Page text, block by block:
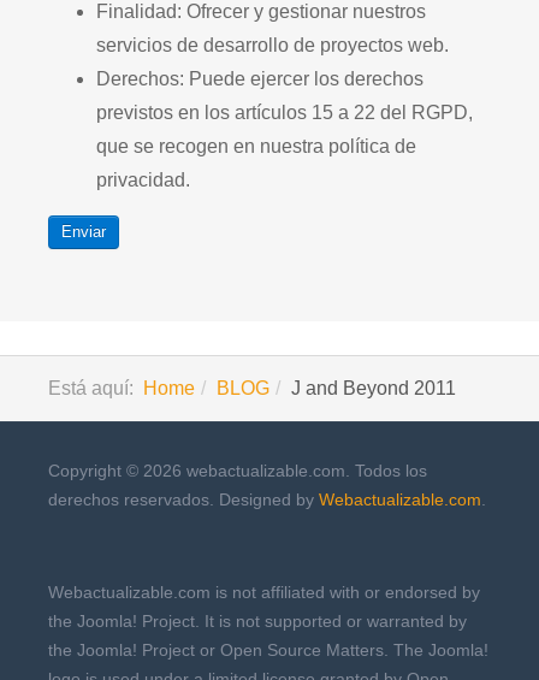
Finalidad: Ofrecer y gestionar nuestros
servicios de desarrollo de proyectos web.
Derechos: Puede ejercer los derechos
previstos en los artículos 15 a 22 del RGPD,
que se recogen en nuestra política de
privacidad.
Enviar
Está aquí: Home BLOG J and Beyond 2011
Copyright © 2026 webactualizable.com. Todos los
derechos reservados. Designed by Webactualizable.com
Webactualizable.com is not affiliated with or endorsed by
the Joomla! Project. It is not supported or warranted by
the Joomla! Project or Open Source Matters. The Joomla!